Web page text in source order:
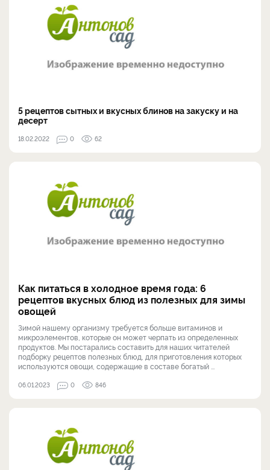
5 рецептов сытных и вкусных блинов на закуску и на
десерт
18.02.2022 0 62
Как питаться в холодное время года: 6
рецептов вкусных блюд из полезных для зимы
овощей
Зимой нашему организму требуется больше витаминов и
микроэлементов, которые он может черпать из определенных
продуктов. Мы постарались составить для наших читателей
подборку рецептов полезных блюд, для приготовления которых
используются овощи, содержащие в составе богатый ...
06.01.2023 0 846